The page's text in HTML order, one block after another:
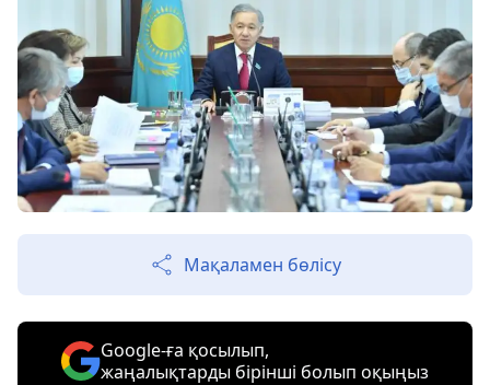
Мақаламен бөлісу
Google-ға қосылып,
жаңалықтарды бірінші болып оқыңыз